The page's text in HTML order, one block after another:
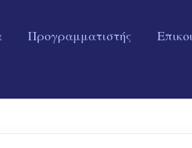
Προγραμματιστής